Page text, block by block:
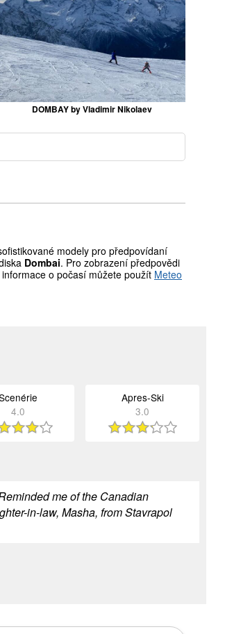
DOMBAY by Vladimir Nikolaev
modely pro předpovídaní
Dombai. Pro zobrazení předpovědi
o počasí můžete použít Meteo
4.0
Apres-Ski
3.0
me of the Canadian
in-law, Masha, from Stavrapol